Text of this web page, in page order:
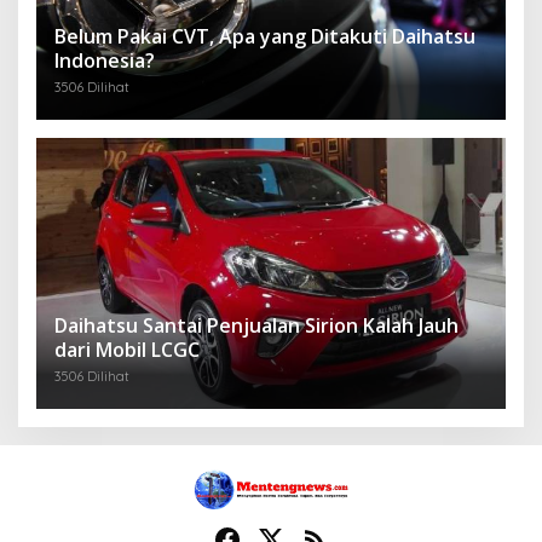
Belum Pakai CVT, Apa yang Ditakuti Daihatsu
Indonesia?
3506 Dilihat
Daihatsu Santai Penjualan Sirion Kalah Jauh
dari Mobil LCGC
3506 Dilihat